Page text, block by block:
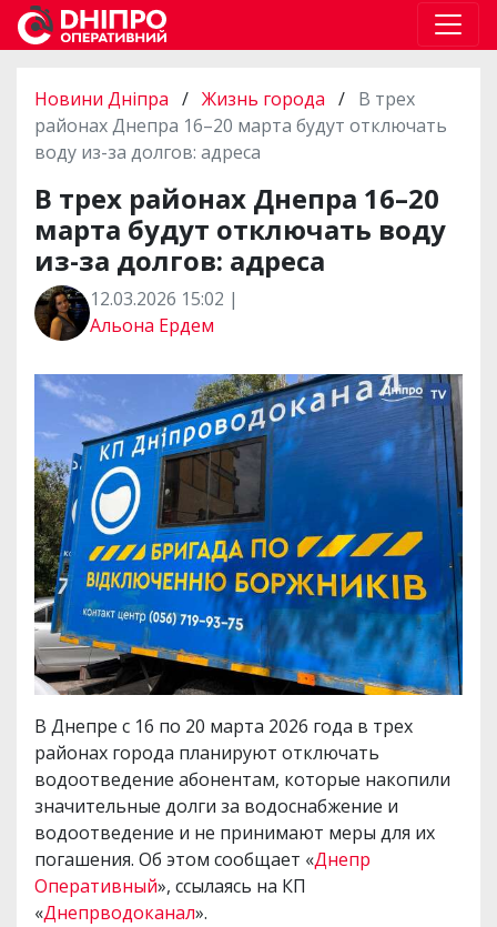
Новини Дніпра / Жизнь города / В трех
районах Днепра 16–20 марта будут отключать
воду из-за долгов: адреса
В трех районах Днепра 16–20
марта будут отключать воду
из-за долгов: адреса
12.03.2026 15:02 |
Альона Ердем
В Днепре с 16 по 20 марта 2026 года в трех
районах города планируют отключать
водоотведение абонентам, которые накопили
значительные долги за водоснабжение и
водоотведение и не принимают меры для их
погашения. Об этом сообщает «Днепр
Оперативный», ссылаясь на КП
«Днепрводоканал».